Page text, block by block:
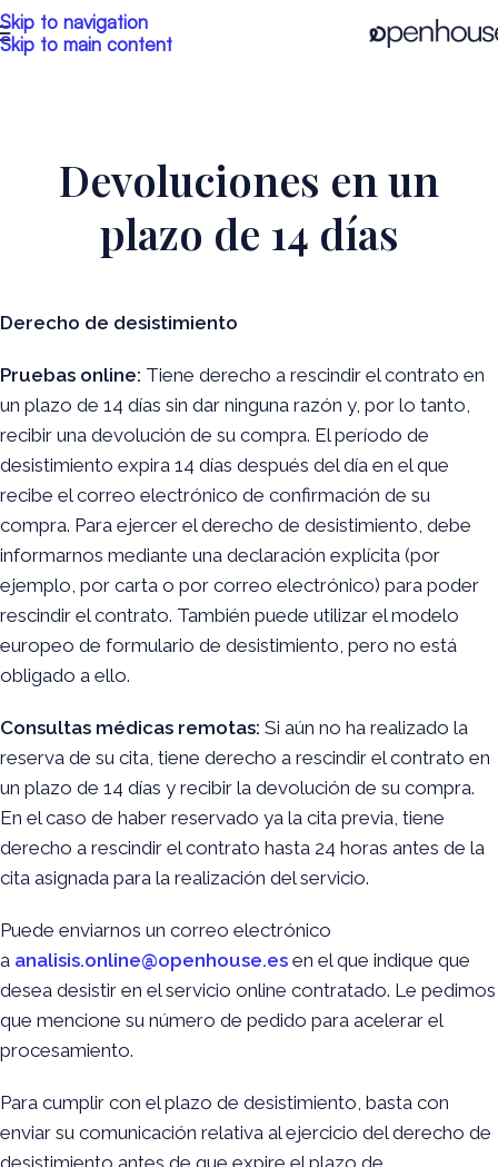
Skip to navigation
Skip to main content
Devoluciones en un
plazo de 14 días
Derecho de desistimiento
Pruebas online: Tiene derecho a rescindir el contrato en
un plazo de 14 días sin dar ninguna razón y, por lo tanto,
recibir una devolución de su compra. El período de
desistimiento expira 14 días después del día en el que
recibe el correo electrónico de confirmación de su
compra. Para ejercer el derecho de desistimiento, debe
informarnos mediante una declaración explícita (por
ejemplo, por carta o por correo electrónico) para poder
rescindir el contrato. También puede utilizar el modelo
europeo de formulario de desistimiento, pero no está
obligado a ello.
Consultas médicas remotas: Si aún no ha realizado la
reserva de su cita, tiene derecho a rescindir el contrato en
un plazo de 14 días y recibir la devolución de su compra.
En el caso de haber reservado ya la cita previa, tiene
derecho a rescindir el contrato hasta 24 horas antes de la
cita asignada para la realización del servicio.
Puede enviarnos un correo electrónico
a analisis.online@openhouse.es en el que indique que
desea desistir en el servicio online contratado. Le pedimos
que mencione su número de pedido para acelerar el
procesamiento.
Para cumplir con el plazo de desistimiento, basta con
enviar su comunicación relativa al ejercicio del derecho de
desistimiento antes de que expire el plazo de